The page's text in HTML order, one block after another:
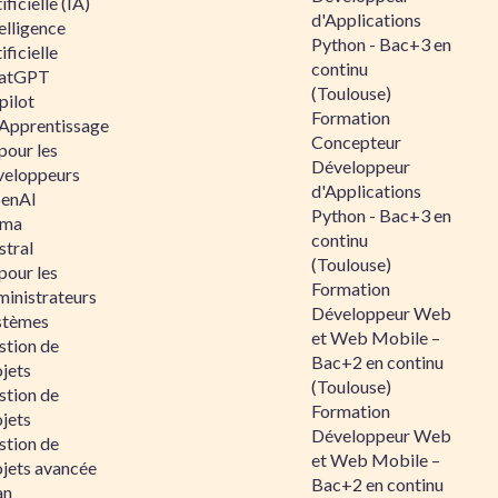
les
les
de
de
de
avancée
d'Applications
Python - Bac+3 en
continu
(Toulouse)
Formation
Concepteur
Développeur
d'Applications
Python - Bac+3 en
continu
(Toulouse)
Formation
Développeur Web
et Web Mobile –
Bac+2 en continu
(Toulouse)
Formation
Développeur Web
et Web Mobile –
Bac+2 en continu